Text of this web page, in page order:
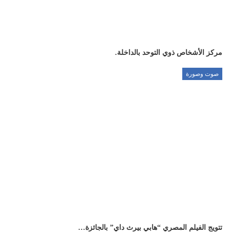
مركز الأشخاص ذوي التوحد بالداخلة.
صوت وصورة
تتويج الفيلم المصري “هابي بيرث داي” بالجائزة…